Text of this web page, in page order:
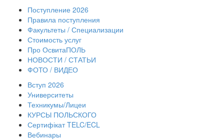
Поступление 2026
Правила поступления
Факультеты / Специализации
Стоимость услуг
Про ОсвитаПОЛЬ
НОВОСТИ / СТАТЬИ
ФОТО / ВИДЕО
Вступ 2026
Университеты
Техникумы/Лицеи
КУРСЫ ПОЛЬСКОГО
Сертифікат TELC/ECL
Вебинары